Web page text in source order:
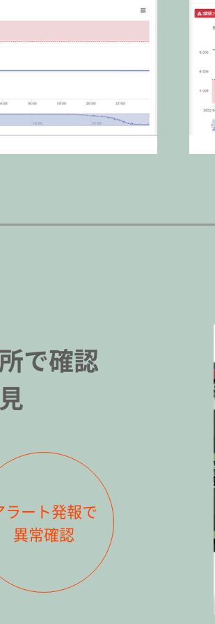
で確認
ラート発報で
異常確認